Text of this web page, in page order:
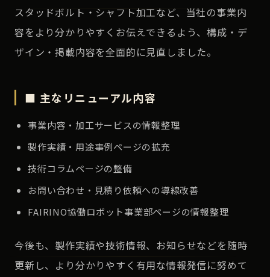
スタッドボルト・シャフト加工など、当社の事業内
容をより分かりやすくお伝えできるよう、構成・デ
ザイン・掲載内容を全面的に見直しました。
■ 主なリニューアル内容
事業内容・加工サービスの情報整理
製作実績・用途事例ページの拡充
技術コラムページの整備
お問い合わせ・見積り依頼への導線改善
FAIRINO協働ロボット事業部ページの情報整理
今後も、製作実績や技術情報、お知らせなどを随時
更新し、より分かりやすく有用な情報発信に努めて